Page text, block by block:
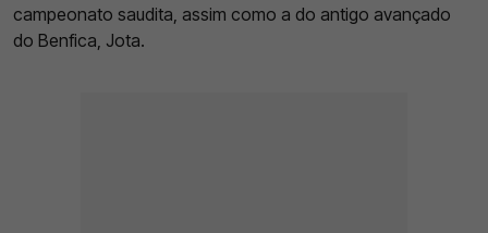
campeonato saudita, assim como a do antigo avançado
do Benfica, Jota.